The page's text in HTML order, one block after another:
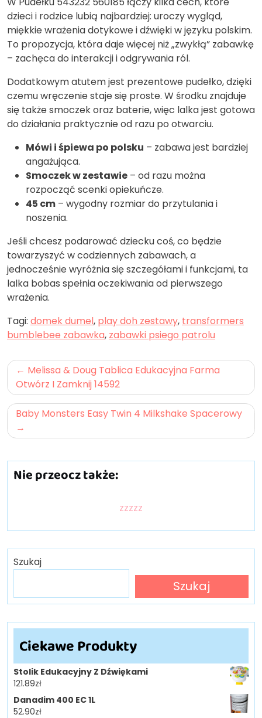
dzieci i rodzice lubią najbardziej: uroczy wygląd,
miękkie wrażenia dotykowe i dźwięki w języku polskim.
To propozycja, która daje więcej niż „zwykłą” zabawkę
– zachęca do interakcji i odgrywania ról.
Dodatkowym atutem jest prezentowe pudełko, dzięki
czemu wręczenie staje się proste. W środku znajduje
się także smoczek oraz baterie, więc lalka jest gotowa
do działania praktycznie od razu po otwarciu.
Mówi i śpiewa po polsku – zabawa jest bardziej
angażująca.
Smoczek w zestawie – od razu można
rozpocząć scenki opiekuńcze.
45 cm – wygodny rozmiar do przytulania i
noszenia.
Jeśli chcesz podarować dziecku coś, co będzie
towarzyszyć w codziennych zabawach, a
jednocześnie wyróżnia się szczegółami i funkcjami, ta
lalka bobas spełnia oczekiwania od pierwszego
wrażenia.
Tagi: domek dumel, play doh zestawy, transformers
bumblebee zabawka, zabawki psiego patrolu
Nawigacja
wpisu
Melissa & Doug Tablica Edukacyjna Farma
Otwórz I Zamknij 14592
Baby Monsters Easy Twin 4 Milkshake Spacerowy
Nie przeocz także:
zzzzz
Szukaj
Szukaj
Ciekawe Produkty
Stolik Edukacyjny Z Dźwiękami
121.89zł
Danadim 400 EC 1L
52.90zł